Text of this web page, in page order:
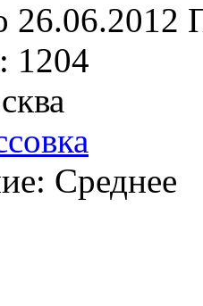
26.06.2012
1204
Среднее